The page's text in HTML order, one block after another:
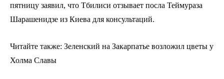
пятницу заявил, что Тбилиси отзывает посла Теймураза
Шарашенидзе из Киева для консультаций.
Читайте также: Зеленский на Закарпатье возложил цветы у
Холма Славы